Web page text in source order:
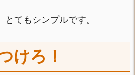
てもシンプルです。
けろ！